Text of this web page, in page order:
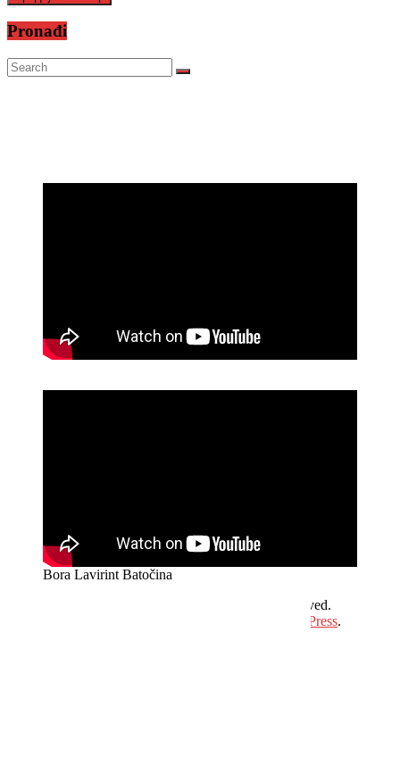
Pronađi
Bora Lavirint Batočina
. All rights reserved.
WordPress.